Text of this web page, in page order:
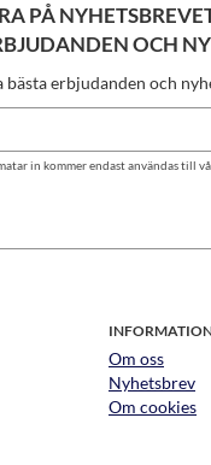
PÅ
OCH
bästa erbjudanden och
in kommer endast användas till
Om oss
Nyhetsbrev
Om cookies